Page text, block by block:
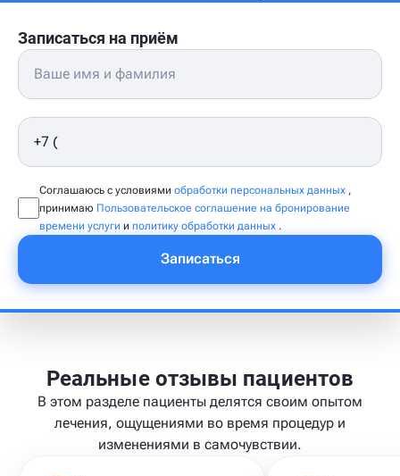
Записаться на приём
Соглашаюсь с условиями обработки персональных данных ,
принимаю Пользовательское соглашение на бронирование
времени услуги и политику обработки данных .
Записаться
Реальные отзывы пациентов
В этом разделе пациенты делятся своим опытом
лечения, ощущениями во время процедур и
изменениями в самочувствии.